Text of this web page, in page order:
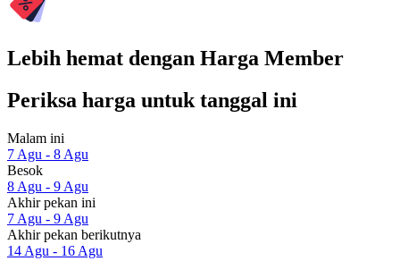
Lebih hemat dengan Harga Member
Periksa harga untuk tanggal ini
Malam ini
7 Agu - 8 Agu
Besok
8 Agu - 9 Agu
Akhir pekan ini
7 Agu - 9 Agu
Akhir pekan berikutnya
14 Agu - 16 Agu